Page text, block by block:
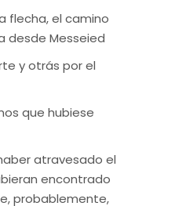
flecha, el camino
desde Messeied
y otrás por el
que hubiese
atravesado el
encontrado
probablemente,